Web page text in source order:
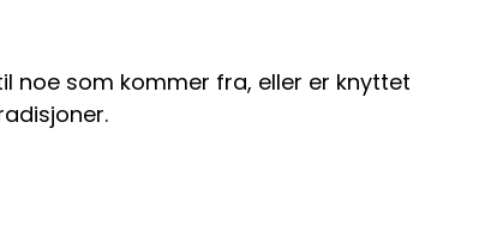
noe som kommer fra, eller er knyttet